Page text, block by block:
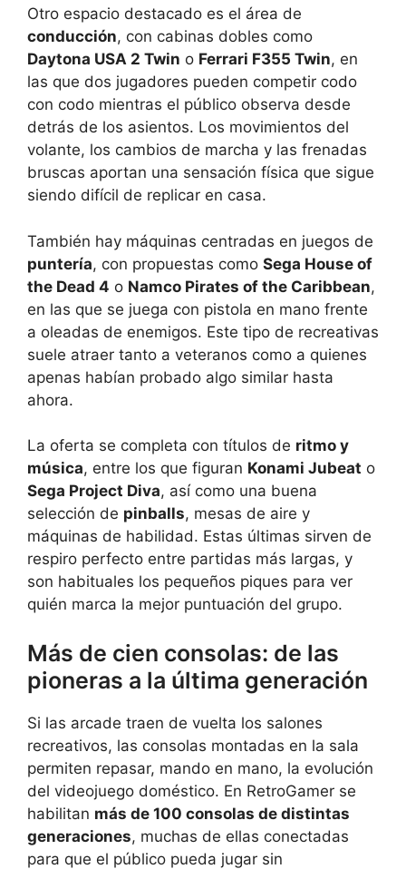
Otro espacio destacado es el área de
conducción, con cabinas dobles como
Daytona USA 2 Twin o Ferrari F355 Twin, en
las que dos jugadores pueden competir codo
con codo mientras el público observa desde
detrás de los asientos. Los movimientos del
volante, los cambios de marcha y las frenadas
bruscas aportan una sensación física que sigue
siendo difícil de replicar en casa.
También hay máquinas centradas en juegos de
puntería, con propuestas como Sega House of
the Dead 4 o Namco Pirates of the Caribbean,
en las que se juega con pistola en mano frente
a oleadas de enemigos. Este tipo de recreativas
suele atraer tanto a veteranos como a quienes
apenas habían probado algo similar hasta
ahora.
La oferta se completa con títulos de ritmo y
música, entre los que figuran Konami Jubeat o
Sega Project Diva, así como una buena
selección de pinballs, mesas de aire y
máquinas de habilidad. Estas últimas sirven de
respiro perfecto entre partidas más largas, y
son habituales los pequeños piques para ver
quién marca la mejor puntuación del grupo.
Más de cien consolas: de las
pioneras a la última generación
Si las arcade traen de vuelta los salones
recreativos, las consolas montadas en la sala
permiten repasar, mando en mano, la evolución
del videojuego doméstico. En RetroGamer se
habilitan más de 100 consolas de distintas
generaciones, muchas de ellas conectadas
para que el público pueda jugar sin